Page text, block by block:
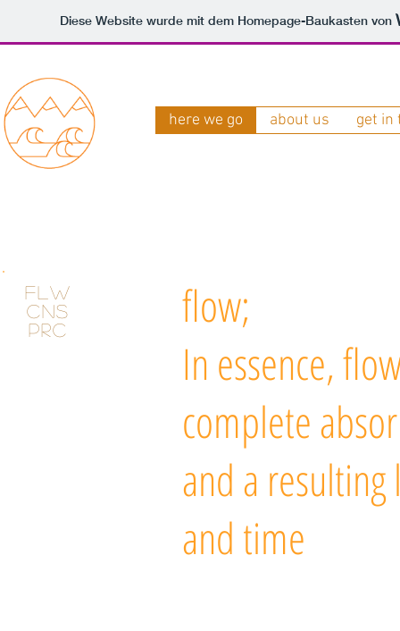
Diese Website wurde mit dem Homepage-Baukasten von
here we go about us get in
FLW
CNS
PRC
flow;​
In essence,
complete
and a resulting
and time